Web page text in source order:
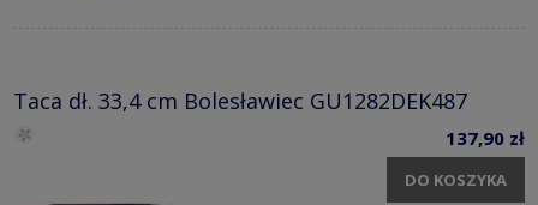
Taca dł. 33,4 cm Bolesławiec GU1282DEK487
137,90 zł
DO KOSZYKA